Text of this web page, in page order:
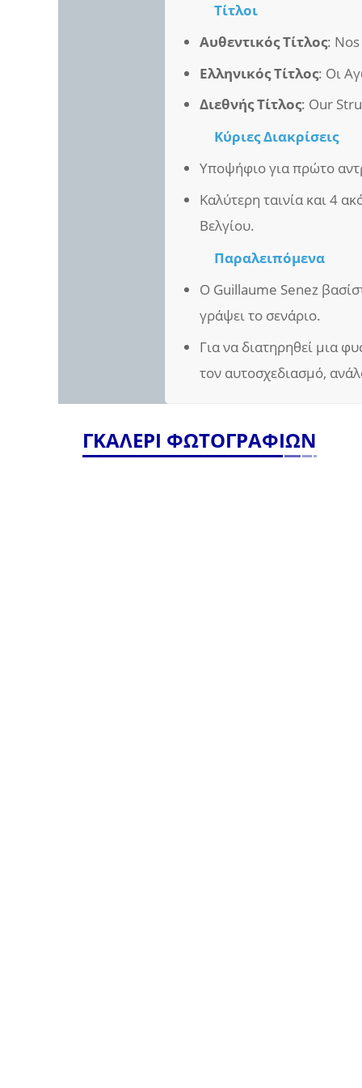
Τίτλοι
Αυθεντικός Τίτλος:
Ελληνικός Τίτλος: Οι
Διεθνής Τίτλος: Our
Κύριες Διακρίσεις
Υποψήφιο για πρώτο
Καλύτερη ταινία και 4
Βελγίου.
Παραλειπόμενα
Ο Guillaume Senez
γράψει το σενάριο.
Για να διατηρηθεί μια
τον αυτοσχεδιασμό,
ΓΚΑΛΕΡΙ ΦΩΤΟΓΡΑΦΙΩΝ